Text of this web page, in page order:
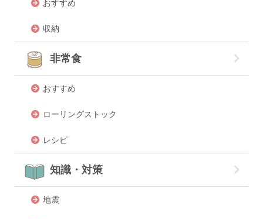
おすすめ
収納
非常食
おすすめ
ローリングストック
レシピ
知識・対策
地震